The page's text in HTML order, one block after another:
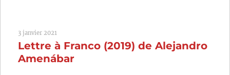
3 janvier 2021
Lettre à Franco (2019) de Alejandro
Amenábar